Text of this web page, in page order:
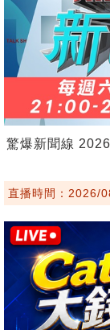
驚爆新聞線
直播時間：2026/